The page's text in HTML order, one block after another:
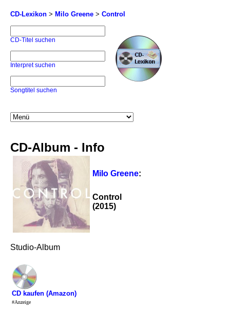
CD-Lexikon > Milo Greene > Control
CD-Titel suchen
Interpret suchen
Songtitel suchen
CD-Album - Info
Milo Greene:
Control
(2015)
Studio-Album
CD kaufen (Amazon)
#Anzeige